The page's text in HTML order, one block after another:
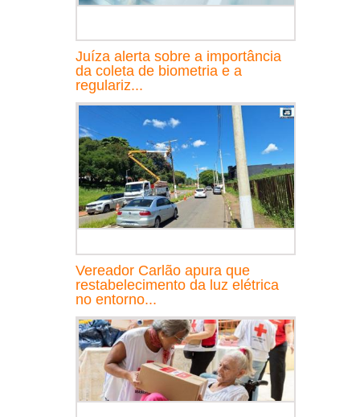
Juíza alerta sobre a importância
da coleta de biometria e a
regulariz...
Vereador Carlão apura que
restabelecimento da luz elétrica
no entorno...